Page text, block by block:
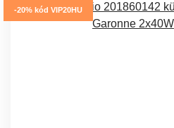
-20% kód VIP20HU